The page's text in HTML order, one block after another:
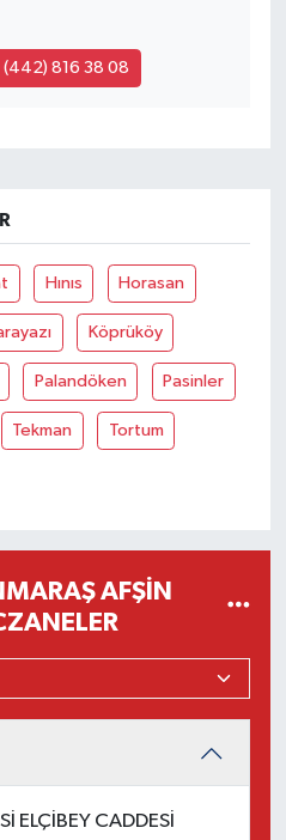
(442) 816 38 08
Hınıs Horasan
Köprüköy
Palandöken Pasinler
Tekman Tortum
AFŞIN
ELÇİBEY CADDESİ